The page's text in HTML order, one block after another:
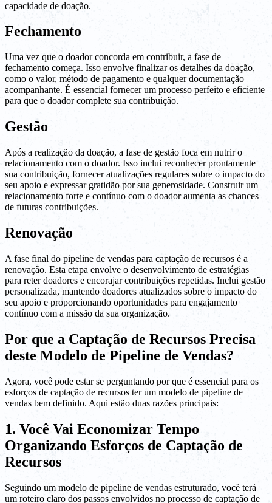
capacidade de doação.
Fechamento
Uma vez que o doador concorda em contribuir, a fase de
fechamento começa. Isso envolve finalizar os detalhes da doação,
como o valor, método de pagamento e qualquer documentação
acompanhante. É essencial fornecer um processo perfeito e eficiente
para que o doador complete sua contribuição.
Gestão
Após a realização da doação, a fase de gestão foca em nutrir o
relacionamento com o doador. Isso inclui reconhecer prontamente
sua contribuição, fornecer atualizações regulares sobre o impacto do
seu apoio e expressar gratidão por sua generosidade. Construir um
relacionamento forte e contínuo com o doador aumenta as chances
de futuras contribuições.
Renovação
A fase final do pipeline de vendas para captação de recursos é a
renovação. Esta etapa envolve o desenvolvimento de estratégias
para reter doadores e encorajar contribuições repetidas. Inclui gestão
personalizada, mantendo doadores atualizados sobre o impacto do
seu apoio e proporcionando oportunidades para engajamento
contínuo com a missão da sua organização.
Por que a Captação de Recursos Precisa
deste Modelo de Pipeline de Vendas?
Agora, você pode estar se perguntando por que é essencial para os
esforços de captação de recursos ter um modelo de pipeline de
vendas bem definido. Aqui estão duas razões principais:
1. Você Vai Economizar Tempo
Organizando Esforços de Captação de
Recursos
Seguindo um modelo de pipeline de vendas estruturado, você terá
um roteiro claro dos passos envolvidos no processo de captação de